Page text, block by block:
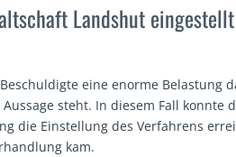
Landshut
eine enorme Belastung
steht. In diesem Fall konnte
die Einstellung des Verfahrens
kam.